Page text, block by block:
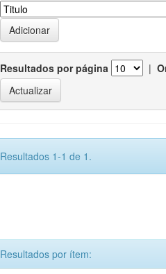
Resultados por página |
Resultados 1-1 de 1.
Resultados por ítem: